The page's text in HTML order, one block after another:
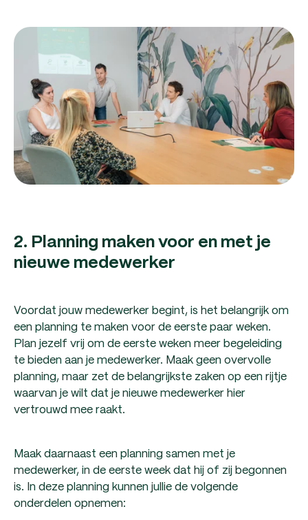
2. Planning maken voor en met je
nieuwe medewerker
Voordat jouw medewerker begint, is het belangrijk om
een planning te maken voor de eerste paar weken.
Plan jezelf vrij om de eerste weken meer begeleiding
te bieden aan je medewerker. Maak geen overvolle
planning, maar zet de belangrijkste zaken op een rijtje
waarvan je wilt dat je nieuwe medewerker hier
vertrouwd mee raakt.
Maak daarnaast een planning samen met je
medewerker, in de eerste week dat hij of zij begonnen
is. In deze planning kunnen jullie de volgende
onderdelen opnemen: